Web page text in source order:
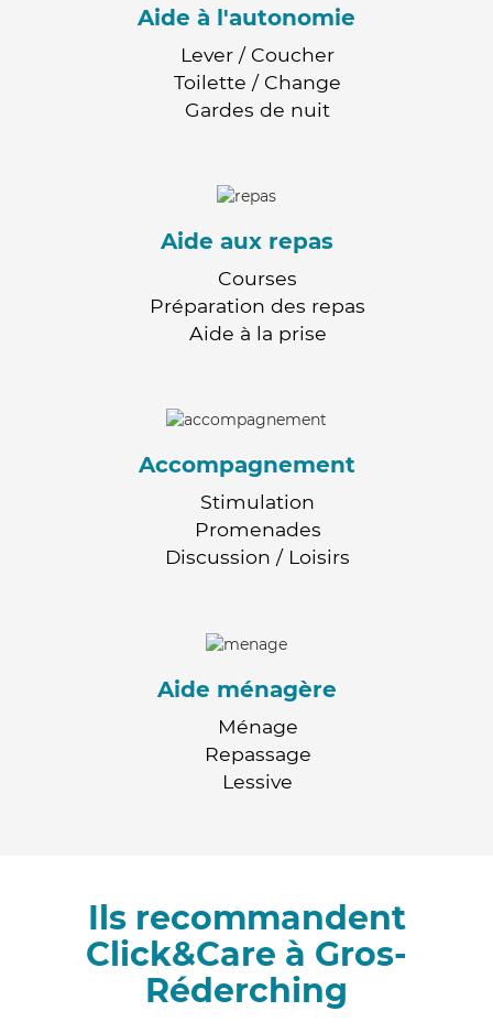
Aide à l'autonomie
Lever / Coucher
Toilette / Change
Gardes de nuit
Aide aux repas
Courses
Préparation des repas
Aide à la prise
Accompagnement
Stimulation
Promenades
Discussion / Loisirs
Aide ménagère
Ménage
Repassage
Lessive
Ils recommandent
Click&Care à Gros-
Réderching